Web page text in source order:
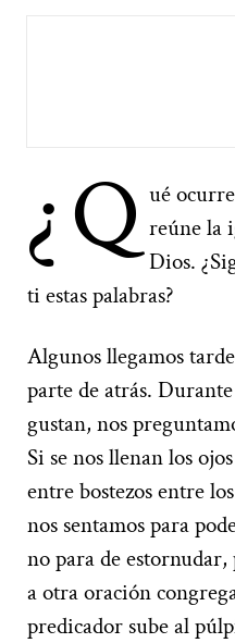
¿Qué
reúne la
Dios.
ti estas palabras?
Algunos llegamos
parte de atrás.
gustan, nos
Si se nos llenan los
entre bostezos entre
nos sentamos para
no para de
a otra oración
predicador sube al